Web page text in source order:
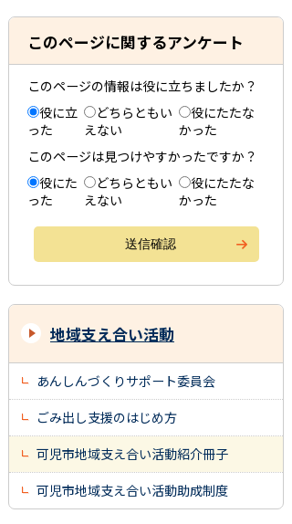
このページに関するアンケート
このページの情報は役に立ちましたか？
役に立
った
どちらともい
えない
役にたたな
かった
このページは見つけやすかったですか？
役にた
った
どちらともい
えない
役にたたな
かった
地域支え合い活動
あんしんづくりサポート委員会
ごみ出し支援のはじめ方
可児市地域支え合い活動紹介冊子
可児市地域支え合い活動助成制度